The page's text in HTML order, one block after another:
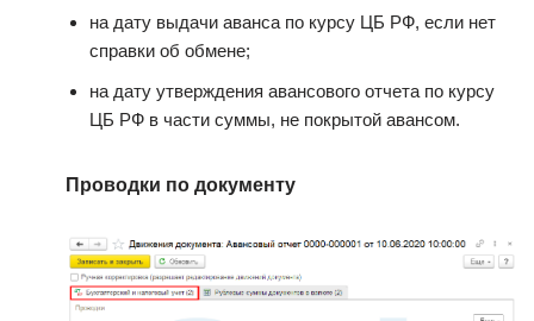
на дату выдачи аванса по курсу ЦБ РФ, если нет
справки об обмене;
на дату утверждения авансового отчета по курсу
ЦБ РФ в части суммы, не покрытой авансом.
Проводки по документу